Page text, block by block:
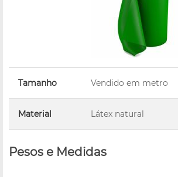
Tamanho Vendido em metro
Material Látex natural
Pesos e Medidas